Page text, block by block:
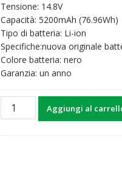
originale
era:
101,31€.
attuale
è:
78,43€.
Tensione: 14.8V
Capacità: 5200mAh (76.96Wh)
Tipo di batteria: Li-ion
Specifiche:nuova originale
Colore batteria: nero
Garanzia: un anno
Batteria
Aggiungi al